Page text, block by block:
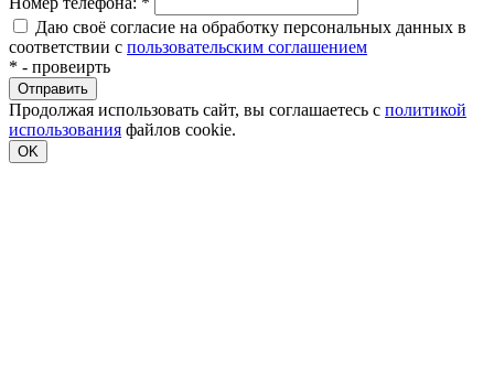
Даю своё согласие на обработку персональных данных в
соответствии с пользовательским соглашением
* - провеирть
Продолжая использовать сайт, вы соглашаетесь с политикой
использования файлов cookie.
OK